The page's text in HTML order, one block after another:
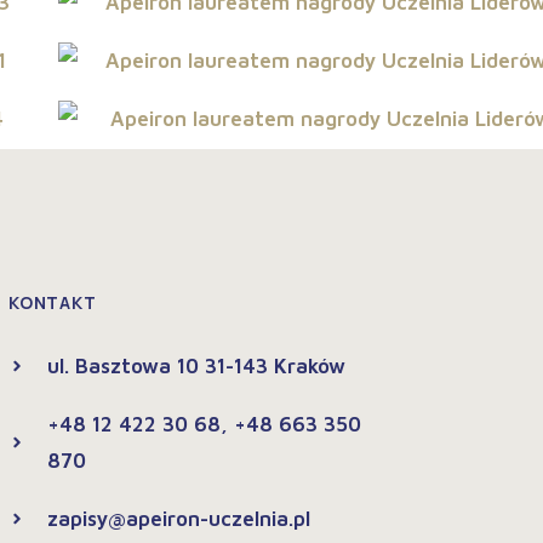
KONTAKT
ul. Basztowa 10 31-143 Kraków
+48 12 422 30 68, +48 663 350
870
zapisy@apeiron-uczelnia.pl